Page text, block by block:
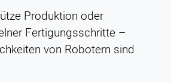
Produktion oder
Fertigungsschritte –
von Robotern sind